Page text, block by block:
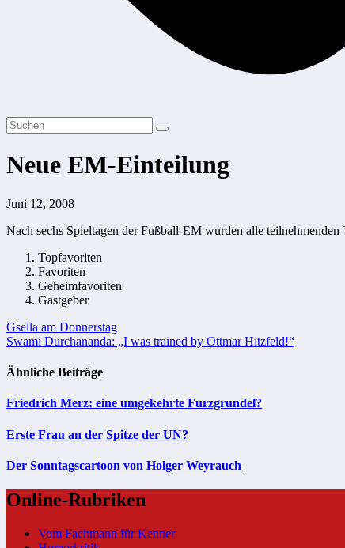
Neue EM-Einteilung
Juni 12, 2008
Nach sechs Spieltagen der Fußball-EM wurden alle
Topfavoriten
Favoriten
Geheimfavoriten
Gastgeber
Beitragsnavigation
Gsella am Donnerstag
Swami Durchananda: „I was trained by Ottmar Hitzfeld!“
Ähnliche Beiträge
Friedrich Merz: eine umgekehrte Furzgrundel?
Erste Frau an der Spitze der UN?
Der Sonntagscartoon von Holger Weyrauch
Online-Rubriken
Vom Fachmann für Kenner